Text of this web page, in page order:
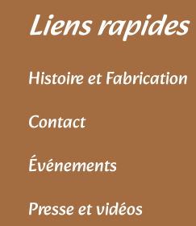
Liens rapides
Histoire et Fabrication
Contact
Événements
Presse et vidéos